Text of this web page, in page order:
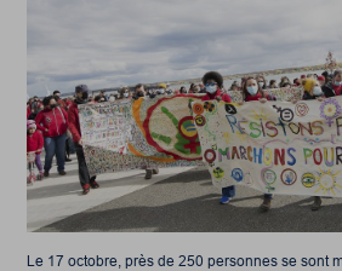
Le 17 octobre, près de 250 personnes se sont